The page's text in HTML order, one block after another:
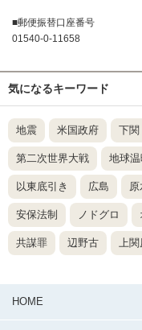
■郵便振替口座番号
01540-0-11658
気になるキーワード
地震 米国政府 下関
第二次世界大戦 地球
以東底引き 広島 原
安保法制 ノドグロ
共謀罪 辺野古 上関
HOME